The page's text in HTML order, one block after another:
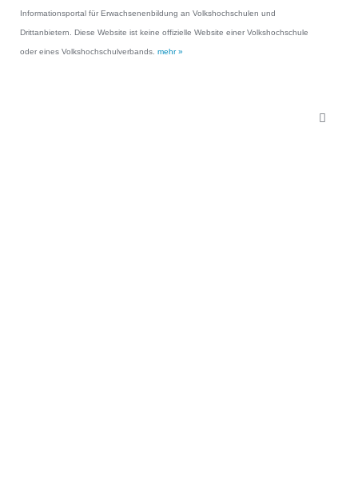
Informationsportal für Erwachsenenbildung an Volkshochschulen und
Drittanbietern. Diese Website ist keine offizielle Website einer Volkshochschule
oder eines Volkshochschulverbands. mehr »